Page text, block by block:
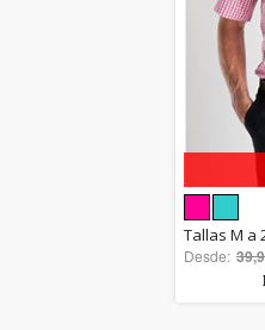
Tallas M a
Desde: